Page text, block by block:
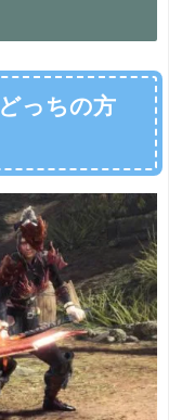
っちの方